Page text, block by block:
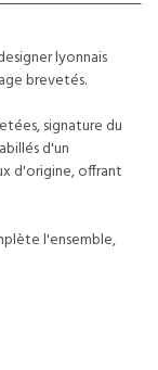
lyonnais
brevetés.
signature du
d'un
d'origine, offrant
l'ensemble,